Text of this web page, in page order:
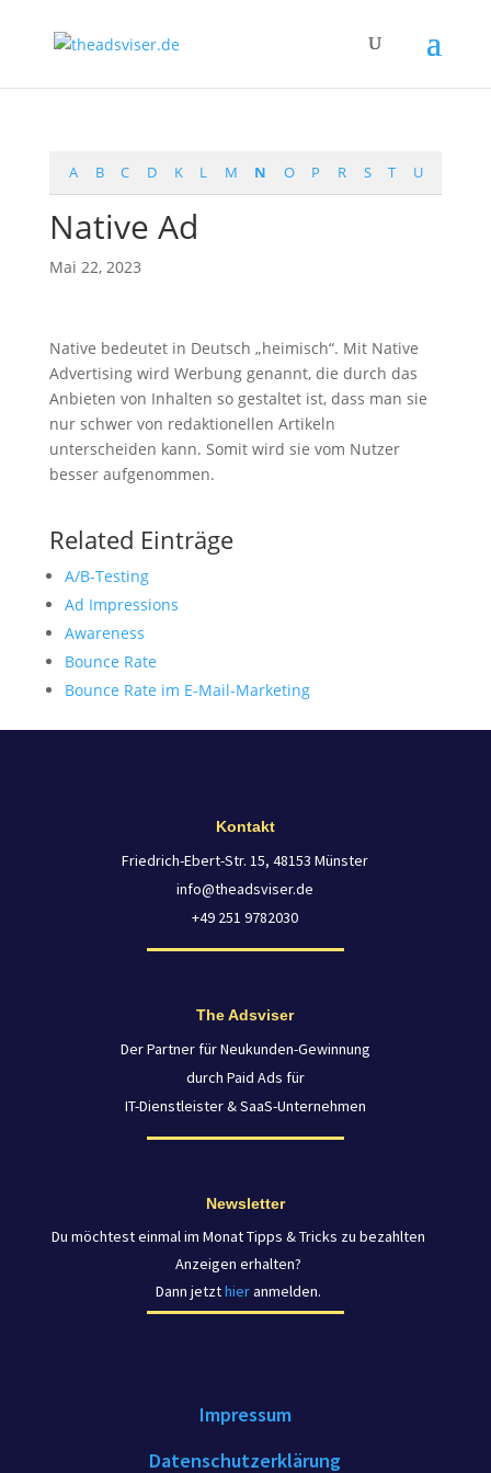
A B C D K L M N O P R S T U
Native Ad
Mai 22, 2023
Native bedeutet in Deutsch „heimisch“. Mit Native
Advertising wird Werbung genannt, die durch das
Anbieten von Inhalten so gestaltet ist, dass man sie
nur schwer von redaktionellen Artikeln
unterscheiden kann. Somit wird sie vom Nutzer
besser aufgenommen.
Related Einträge
A/B-Testing
Ad Impressions
Awareness
Bounce Rate
Bounce Rate im E-Mail-Marketing
Kontakt
Friedrich-Ebert-Str. 15, 48153 Münster
info@theadsviser.de
+49 251 9782030
The Adsviser
Der Partner für Neukunden-Gewinnung
durch Paid Ads für
IT-Dienstleister & SaaS-Unternehmen
Newsletter
Du möchtest einmal im Monat Tipps & Tricks zu bezahlten
Anzeigen erhalten?
Dann jetzthieranmelden.
Impressum
Datenschutzerklärung